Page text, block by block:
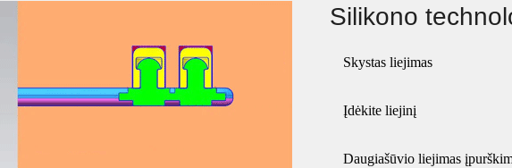
Silikono
Skystas liejimas
Įdėkite liejinį
Daugiašūvio liejimas